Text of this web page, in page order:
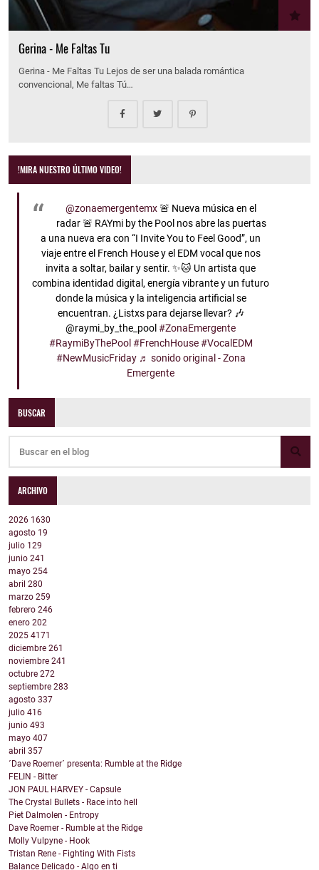
Gerina - Me Faltas Tu
Gerina - Me Faltas Tu Lejos de ser una balada romántica
convencional, Me faltas Tú…
!MIRA NUESTRO ÚLTIMO VIDEO!
@zonaemergentemx🚨 Nueva música en el
radar 🚨 RAYmi by the Pool nos abre las puertas
a una nueva era con “I Invite You to Feel Good”, un
viaje entre el French House y el EDM vocal que nos
invita a soltar, bailar y sentir. ✨🐱 Un artista que
combina identidad digital, energía vibrante y un futuro
donde la música y la inteligencia artificial se
encuentran. ¿Listxs para dejarse llevar? 🎶
@raymi_by_the_pool#ZonaEmergente
#RaymiByThePool #FrenchHouse #VocalEDM
#NewMusicFriday ♬ sonido original - Zona
Emergente
BUSCAR
ARCHIVO
2026 1630
agosto 19
julio 129
junio 241
mayo 254
abril 280
marzo 259
febrero 246
enero 202
2025 4171
diciembre 261
noviembre 241
octubre 272
septiembre 283
agosto 337
julio 416
junio 493
mayo 407
abril 357
´Dave Roemer´ presenta: Rumble at the Ridge
FELIN - Bitter
JON PAUL HARVEY - Capsule
The Crystal Bullets - Race into hell
Piet Dalmolen - Entropy
Dave Roemer - Rumble at the Ridge
Molly Vulpyne - Hook
Tristan Rene - Fighting With Fists
Balance Delicado - Algo en ti